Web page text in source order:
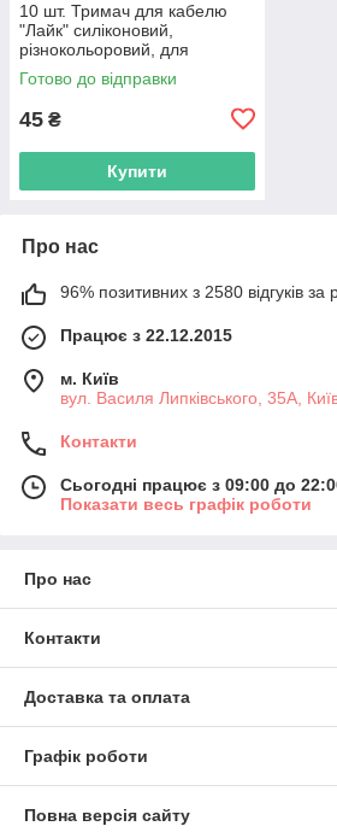
10 шт. Тримач для кабелю
"Лайк" силіконовий,
різнокольоровий, для
організації проводів
Готово до відправки
45 ₴
Купити
Про нас
96% позитивних з 2580 відгуків за
Працює з 22.12.2015
м. Київ
вул. Василя Липківського, 35А,
Контакти
Сьогодні працює з 09:00 до
Показати весь графік роботи
Про нас
Контакти
Доставка та оплата
Графік роботи
Повна версія сайту